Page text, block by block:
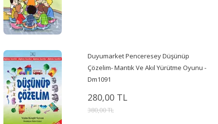
Duyumarket Penceresey Düşünüp
Çözelim- Mantık Ve Akıl Yürütme Oyunu -
Dm1091
280,00 TL
380,00 TL